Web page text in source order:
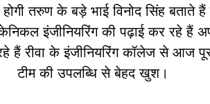
तरुण के बड़े भाई विनोद सिंह बताते
इंजीनियरिंग की पढ़ाई कर रहे हैं
हैं रीवा के इंजीनियरिंग कॉलेज से आज
टीम की उपलब्धि से बेहद खुश।